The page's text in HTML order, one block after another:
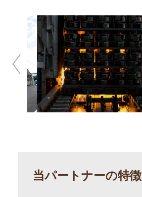
当パートナーの特徴